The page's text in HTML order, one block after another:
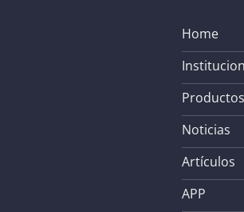
Home
Productos
Noticias
Artículos
APP